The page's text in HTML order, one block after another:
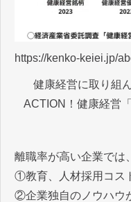
https://kenko-keiei.jp/
健康経営に取り組
ACTION！健康経営
離職率が高い企業では
①教育、人材採用コス
②企業独自のノウハウ